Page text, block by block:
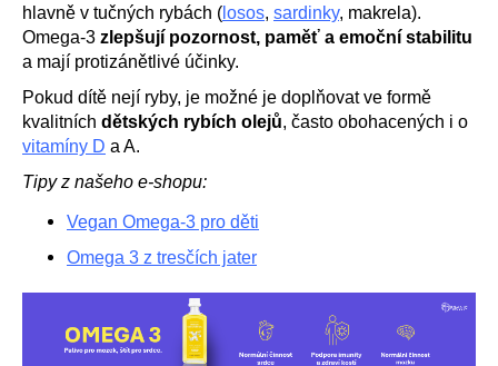
hlavně v tučných rybách ( losos, sardinky, makrela).
Omega‑3 zlepšují pozornost, paměť a emoční stabilitu
a mají protizánětlivé účinky.
Pokud dítě nejí ryby, je možné je doplňovat ve formě
kvalitních dětských rybích olejů, často obohacených i o
vitamíny D a A.
Tipy z našeho e-shopu:
Vegan Omega‑3 pro děti
Omega 3 z tresčích jater